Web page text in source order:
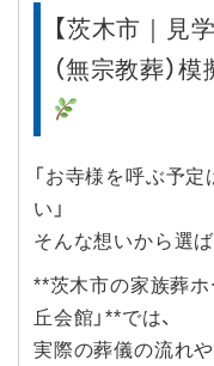
【茨木市｜見
（無宗教葬）
「お寺様を呼ぶ予
い」
そんな想いから選
**茨木市の家族葬ホ
丘会館」**では、
実際の葬儀の流れ